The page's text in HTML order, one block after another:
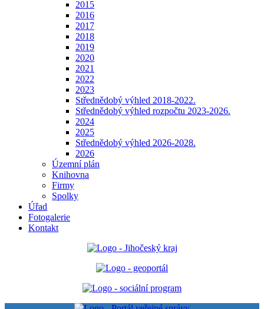
2015
2016
2017
2018
2019
2020
2021
2022
2023
Střednědobý výhled 2018-2022.
Střednědobý výhled rozpočtu 2023-2026.
2024
2025
Střednědobý výhled 2026-2028.
2026
Územní plán
Knihovna
Firmy
Spolky
Úřad
Fotogalerie
Kontakt